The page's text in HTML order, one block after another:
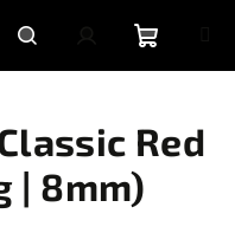
HledatPřihlášeníNákupní
košík
Red
| 8mm)